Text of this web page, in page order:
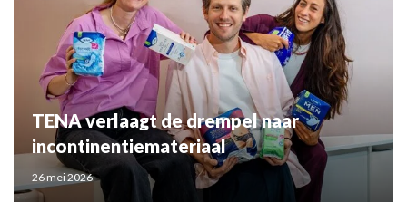
TENA verlaagt de drempel naar
incontinentiemateriaal
26 mei 2026